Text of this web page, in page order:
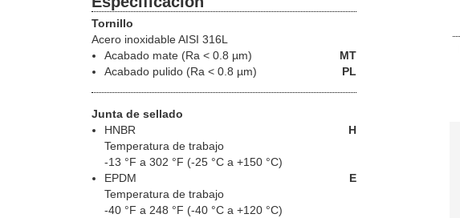
Tornillo
Acero inoxidable AISI 316L
Acabado mate (Ra < 0.8 µm)
MT
Acabado pulido (Ra < 0.8 µm)
PL
Junta de sellado
HNBR
H
Temperatura de trabajo
-13 °F a 302 °F (-25 °C a +150 °C)
EPDM
E
Temperatura de trabajo
-40 °F a 248 °F (-40 °C a +120 °C)